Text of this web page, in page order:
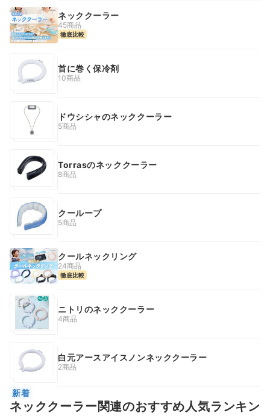
ネッククーラー
45商品
徹底比較
首に巻く保冷剤
10商品
ドウシシャのネッククーラー
5商品
Torrasのネッククーラー
8商品
クーループ
5商品
クールネックリング
24商品
徹底比較
ニトリのネッククーラー
4商品
白元アースアイスノンネッククーラー
2商品
新着
ネッククーラー関連のおすすめ人気ランキン